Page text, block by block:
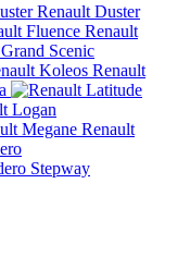
Renault Duster
Renault
Scenic
Renault
Logan
Renault
Stepway